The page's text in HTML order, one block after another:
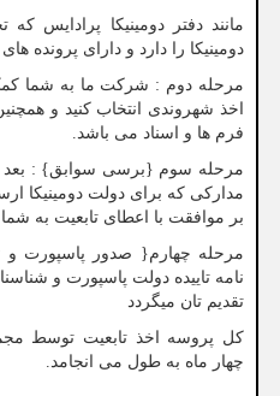
مانند دفتر دومینیکا پرادایس
دومینیکا را دارد و دارای پرونده
مرحله دوم : شرکت ما به شما
اخذ شهروندی انتخاب کنید و
فرم ها و اسناد می باشد.
مدارکی که برای دولت دومینیکا
بر موافقت با اعطای تابعیت به
مرحله چهارم{ صدور پاسپورت و
نامه تاییده دولت پاسپورت و
تقدیم تان میگردد
کل پروسه اخذ تابعیت توسط
چهار ماه به طول می انجامد.